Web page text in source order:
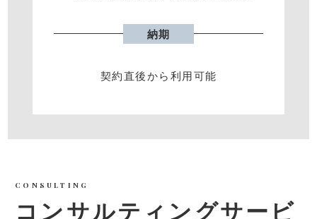
納期
契約直後から利⽤可能
CONSULTING
コンサルティングサービ